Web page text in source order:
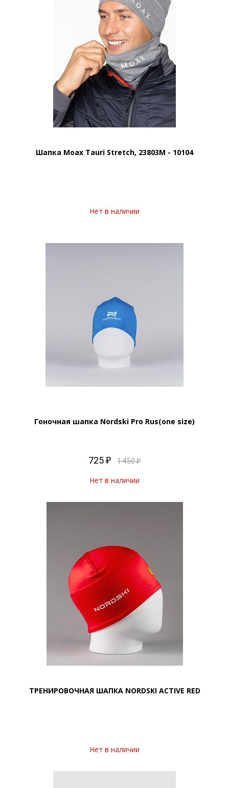
Шапка Moax Tauri Stretch, 23803M - 10104
Нет в наличии
Гоночная шапка Nordski Pro Rus(one size)
725 ₽ 1 450 ₽
Нет в наличии
ТРЕНИРОВОЧНАЯ ШАПКА NORDSKI ACTIVE RED
Нет в наличии